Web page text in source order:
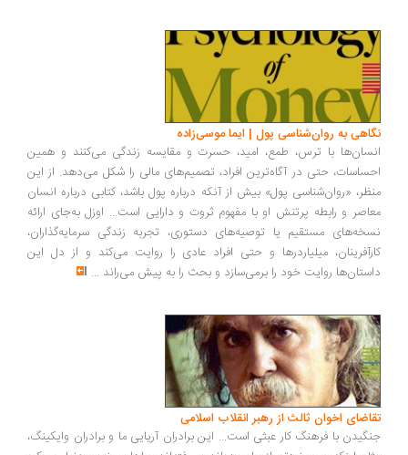
نگاهی به روان‌شناسی پول | ایما موسی‌زاده
انسان‌ها با ترس، طمع، امید، حسرت و مقایسه زندگی می‌کنند و همین
احساسات، حتی در آگاه‌ترین افراد، تصمیم‌های مالی را شکل می‌دهد. از این
منظر، «روان‌شناسی پول» بیش از آنکه درباره پول باشد، کتابی درباره انسان
معاصر و رابطه پرتنش او با مفهوم ثروت و دارایی است... اوزل به‌جای ارائه
نسخه‌های مستقیم یا توصیه‌های دستوری، تجربه زندگی سرمایه‌گذاران،
کارآفرینان، میلیاردرها و حتی افراد عادی را روایت می‌کند و از دل این
داستان‌ها روایت خود را برمی‌سازد و بحث را به پیش می‌راند ...
تقاضای اخوان ثالث از رهبر انقلاب اسلامی
جنگیدن با فرهنگ کار عبثی است... این برادران آریایی ما و برادران وایکینگ،